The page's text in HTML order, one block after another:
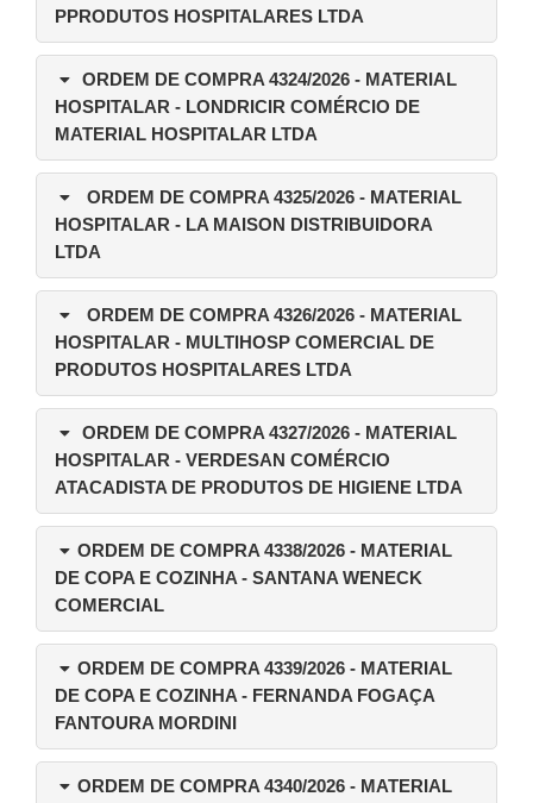
PPRODUTOS HOSPITALARES LTDA
ORDEM DE COMPRA 4324/2026 - MATERIAL
HOSPITALAR - LONDRICIR COMÉRCIO DE
MATERIAL HOSPITALAR LTDA
ORDEM DE COMPRA 4325/2026 - MATERIAL
HOSPITALAR - LA MAISON DISTRIBUIDORA
LTDA
ORDEM DE COMPRA 4326/2026 - MATERIAL
HOSPITALAR - MULTIHOSP COMERCIAL DE
PRODUTOS HOSPITALARES LTDA
ORDEM DE COMPRA 4327/2026 - MATERIAL
HOSPITALAR - VERDESAN COMÉRCIO
ATACADISTA DE PRODUTOS DE HIGIENE LTDA
ORDEM DE COMPRA 4338/2026 - MATERIAL
DE COPA E COZINHA - SANTANA WENECK
COMERCIAL
ORDEM DE COMPRA 4339/2026 - MATERIAL
DE COPA E COZINHA - FERNANDA FOGAÇA
FANTOURA MORDINI
ORDEM DE COMPRA 4340/2026 - MATERIAL